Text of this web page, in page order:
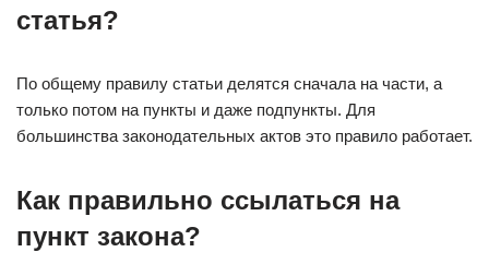
статья?
По общему правилу статьи делятся сначала на части, а
только потом на пункты и даже подпункты. Для
большинства законодательных актов это правило работает.
Как правильно ссылаться на
пункт закона?